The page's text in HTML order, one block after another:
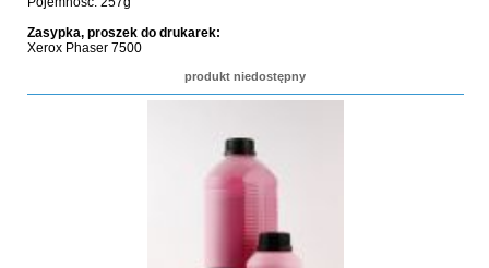
Zasypka, proszek do drukarek:
Xerox Phaser 7500
produkt niedostępny